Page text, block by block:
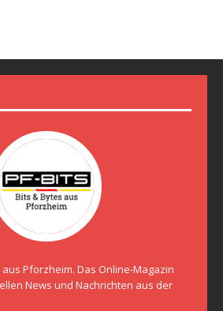
aus Pforzheim. Das Online-Magazin
News und Nachrichten aus der